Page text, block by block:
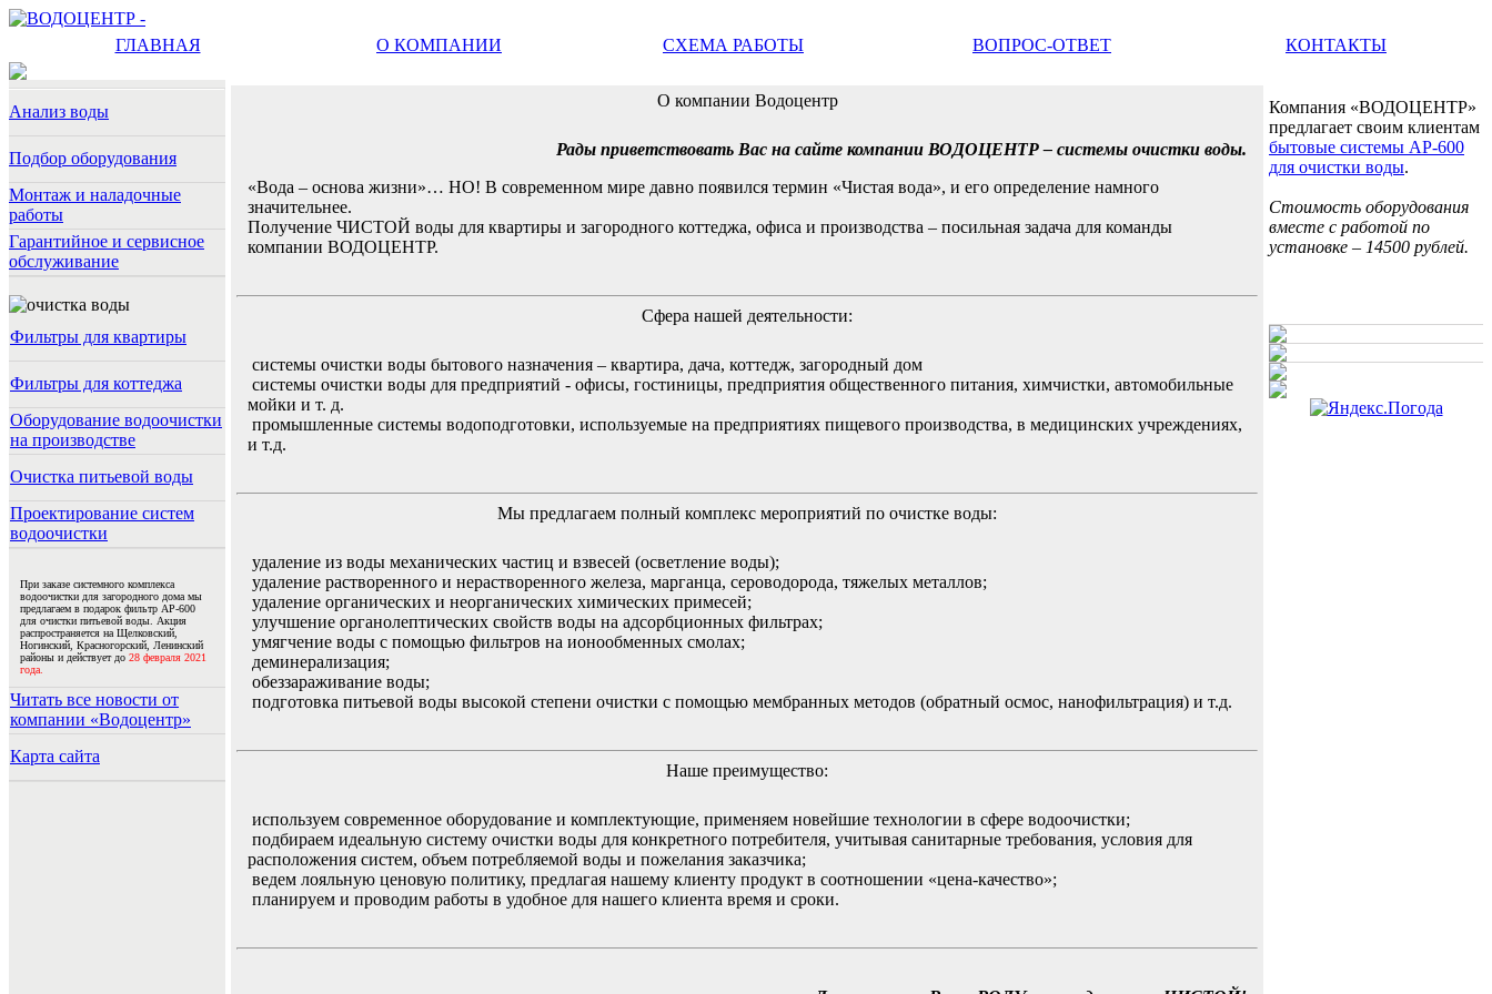
ГЛАВНАЯ О КОМПАНИИ СХЕМА РАБОТЫ ВОПРОС-ОТВЕТ КОНТАКТЫ
Анализ воды
Подбор оборудования
Монтаж и наладочные
работы
Гарантийное и сервисное
обслуживание
Фильтры для квартиры
Фильтры для коттеджа
Оборудование водоочистки
на производстве
Очистка питьевой воды
Проектирование систем
водоочистки
При заказе системного комплекса
водоочистки для загородного дома мы
предлагаем в подарок фильтр АР-600
для очистки питьевой воды. Акция
распространяется на Щелковский,
Ногинский, Красногорский, Ленинский
районы и действует до 28 февраля 2021
года.
Читать все новости от
компании «Водоцентр»
Карта сайта
О компании Водоцентр
Рады приветствовать Вас на сайте компании ВОДОЦЕНТР – системы очистки воды.
«Вода – основа жизни»… НО! В современном мире давно появился термин «Чистая вода», и его определение намного
значительнее.
Получение ЧИСТОЙ воды для квартиры и загородного коттеджа, офиса и производства – посильная задача для команды
компании ВОДОЦЕНТР.
Сфера нашей деятельности:
системы очистки воды бытового назначения – квартира, дача, коттедж, загородный дом
системы очистки воды для предприятий - офисы, гостиницы, предприятия общественного питания, химчистки, автомобильные
мойки и т. д.
промышленные системы водоподготовки, используемые на предприятиях пищевого производства, в медицинских учреждениях,
и т.д.
Мы предлагаем полный комплекс мероприятий по очистке воды:
удаление из воды механических частиц и взвесей (осветление воды);
удаление растворенного и нерастворенного железа, марганца, сероводорода, тяжелых металлов;
удаление органических и неорганических химических примесей;
улучшение органолептических свойств воды на адсорбционных фильтрах;
умягчение воды с помощью фильтров на ионообменных смолах;
деминерализация;
обеззараживание воды;
подготовка питьевой воды высокой степени очистки с помощью мембранных методов (обратный осмос, нанофильтрация) и т.д.
Наше преимущество:
используем современное оборудование и комплектующие, применяем новейшие технологии в сфере водоочистки;
подбираем идеальную систему очистки воды для конкретного потребителя, учитывая санитарные требования, условия для
расположения систем, объем потребляемой воды и пожелания заказчика;
ведем лояльную ценовую политику, предлагая нашему клиенту продукт в соотношении «цена-качество»;
планируем и проводим работы в удобное для нашего клиента время и сроки.
Компания «ВОДОЦЕНТР»
предлагает своим клиентам
бытовые системы АР-600
для очистки воды.
Стоимость оборудования
вместе с работой по
установке – 14500 рублей.